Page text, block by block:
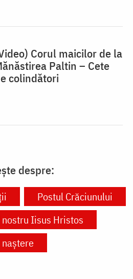
Corul maicilor de la
Paltin – Cete
colindători
despre:
Postul Crăciunului
Iisus Hristos
naștere